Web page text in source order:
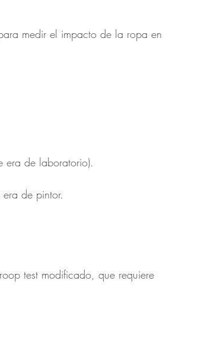
medir el impacto de la ropa en
era de laboratorio).
de pintor.
test modificado, que requiere